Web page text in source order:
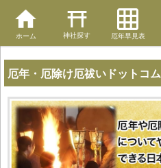
ホーム 神社探す 厄年早見表
厄年・厄除け厄祓いドットコム